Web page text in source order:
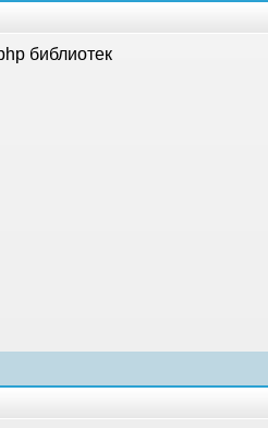
библиотек